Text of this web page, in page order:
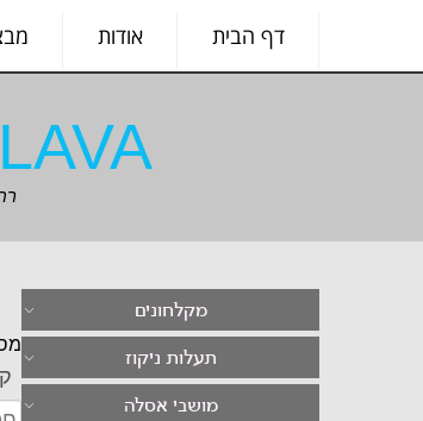
דף הבית אודות
רח'
מקלחונים
תעלות ניקוז
מושבי אסלה